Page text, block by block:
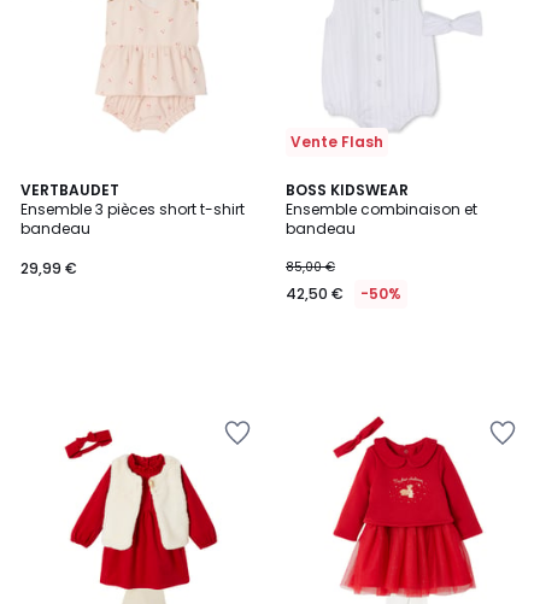
VERTBAUDET
Ensemble 3 pièces short t-shirt
bandeau
29,99 €
Vente Flash
BOSS KIDSWEAR
Ensemble combinaison et
bandeau
85,00 €
42,50 € -50%